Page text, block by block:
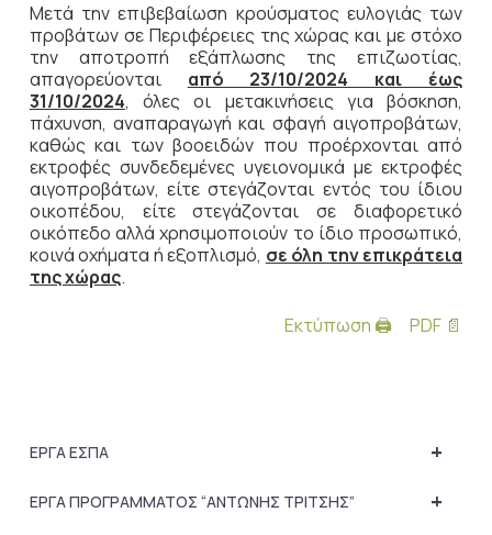
Μετά την επιβεβαίωση κρούσματος ευλογιάς των
προβάτων σε Περιφέρειες της χώρας και με στόχο
την αποτροπή εξάπλωσης της επιζωοτίας,
απαγορεύονται από 23/10/2024 και έως
31/10/2024, όλες οι μετακινήσεις για βόσκηση,
πάχυνση, αναπαραγωγή και σφαγή αιγοπροβάτων,
καθώς και των βοοειδών που προέρχονται από
εκτροφές συνδεδεμένες υγειονομικά με εκτροφές
αιγοπροβάτων, είτε στεγάζονται εντός του ίδιου
οικοπέδου, είτε στεγάζονται σε διαφορετικό
οικόπεδο αλλά χρησιμοποιούν το ίδιο προσωπικό,
κοινά οχήματα ή εξοπλισμό, σε όλη την επικράτεια
της χώρας.
Εκτύπωση 🖨
PDF 📄
+
ΕΡΓΑ ΕΣΠΑ
+
ΕΡΓΑ ΠΡΟΓΡΑΜΜΑΤΟΣ “ΑΝΤΩΝΗΣ ΤΡΙΤΣΗΣ”